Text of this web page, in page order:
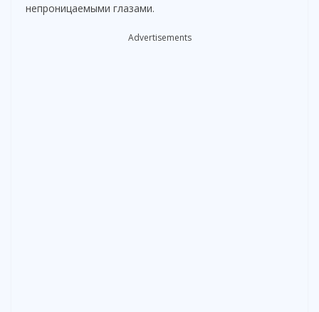
непроницаемыми глазами.
Advertisements